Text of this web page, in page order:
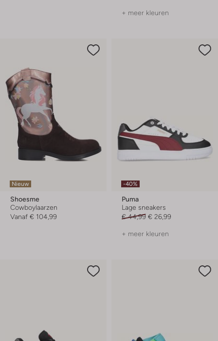
+ meer kleuren
Nieuw
Shoesme
Cowboylaarzen
Vanaf € 104,99
-40%
Puma
Lage sneakers
€ 44,99 € 26,99
+ meer kleuren